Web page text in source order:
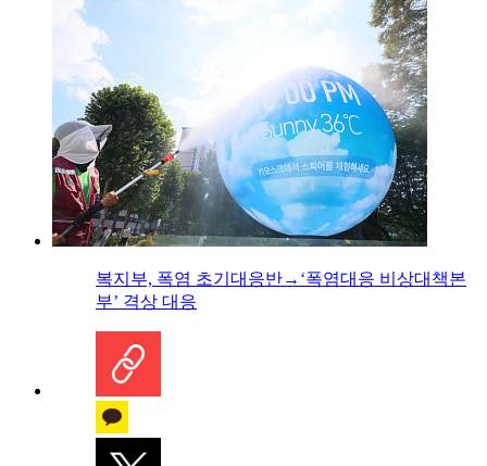
복지부, 폭염 초기대응반→‘폭염대응 비상대책본
부’ 격상 대응